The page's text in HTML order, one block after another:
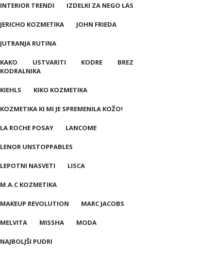
INTERIOR TRENDI IZDELKI ZA NEGO LAS
JERICHO KOZMETIKA JOHN FRIEDA
JUTRANJA RUTINA
KAKO USTVARITI KODRE BREZ
KODRALNIKA
KIEHLS KIKO KOZMETIKA
KOZMETIKA KI MI JE SPREMENILA KOŽO!
LA ROCHE POSAY LANCOME
LENOR UNSTOPPABLES
LEPOTNI NASVETI LISCA
M.A.C KOZMETIKA
MAKEUP REVOLUTION MARC JACOBS
MELVITA MISSHA MODA
NAJBOLJŠI PUDRI